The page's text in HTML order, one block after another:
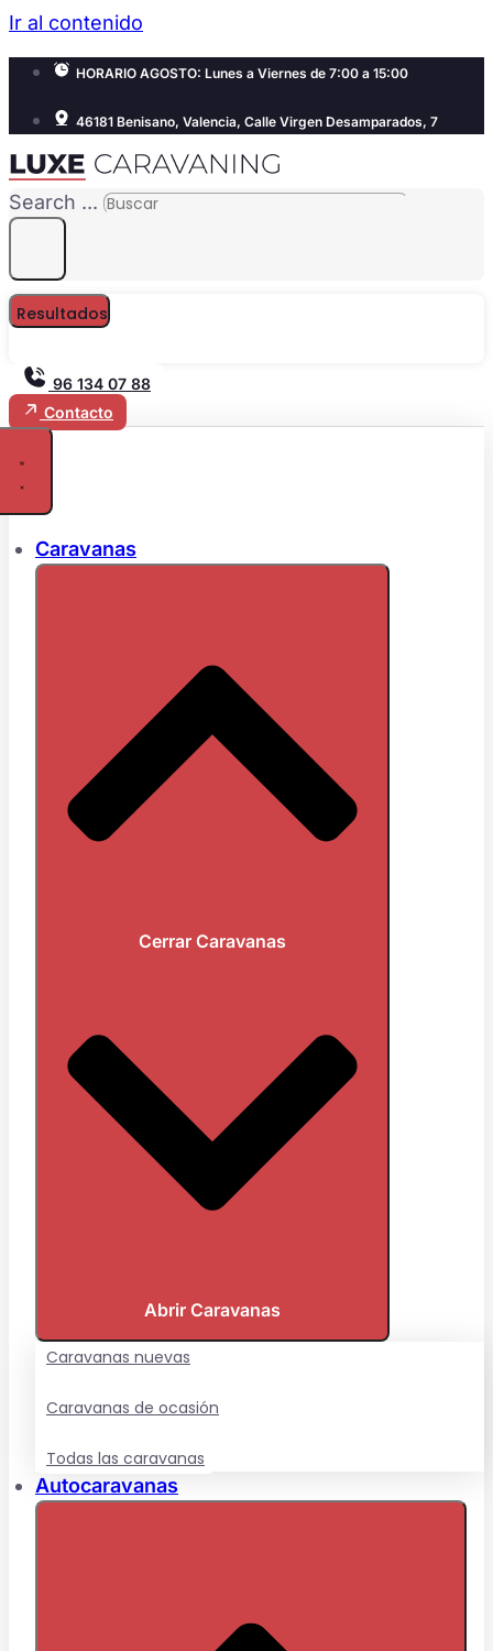
Ir al contenido
HORARIO AGOSTO: Lunes a Viernes de 7:00 a 15:00
46181 Benisano, Valencia, Calle Virgen Desamparados, 7
Search ...
Resultados
96 134 07 88
Contacto
Caravanas
Cerrar Caravanas
Abrir Caravanas
Caravanas nuevas
Caravanas de ocasión
Todas las caravanas
Autocaravanas